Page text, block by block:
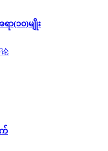
(၁၀)မျိုး
က်